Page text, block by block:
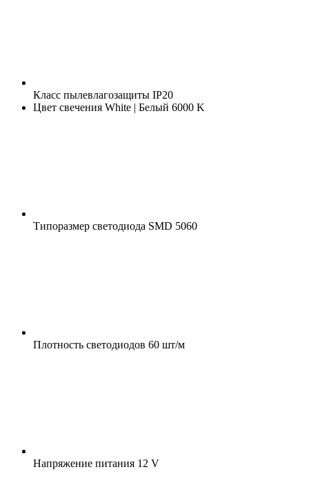
Класс пылевлагозащиты IP20
Цвет свечения White | Белый 6000 K
Типоразмер светодиода SMD 5060
Плотность светодиодов 60 шт/м
Напряжение питания 12 V